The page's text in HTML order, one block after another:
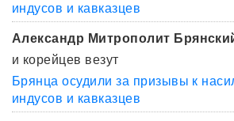
индусов и кавказцев
Александр Митрополит
и корейцев везут
Брянца осудили за призывы к
индусов и кавказцев